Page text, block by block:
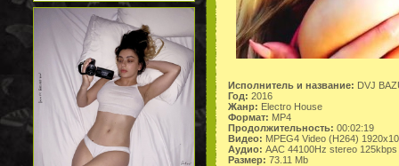
Исполнитель и название: DVJ
Год: 2016
Жанр: Electro House
Формат: MP4
Продолжительность: 00:02:19
Видео: MPEG4 Video (H264)
Аудио: AAC 44100Hz stereo 125kbps
Размер: 73.11 Mb